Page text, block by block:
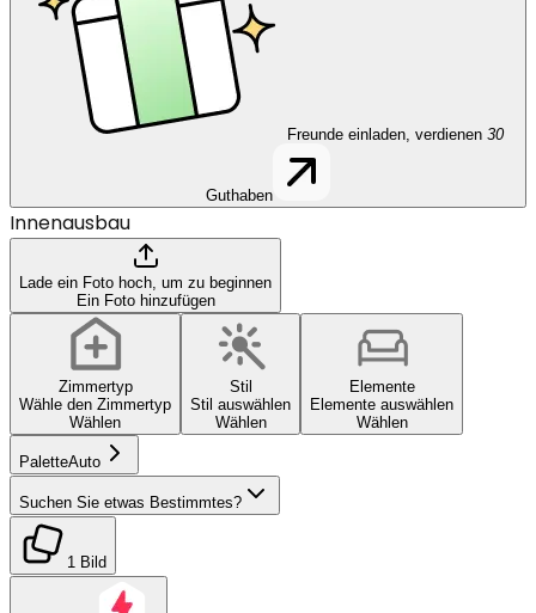
Freunde einladen, verdienen 30
Guthaben
Innenausbau
Lade ein Foto hoch, um zu beginnen
Ein Foto hinzufügen
Zimmertyp
Wähle den Zimmertyp
Wählen
Stil
Stil auswählen
Wählen
Elemente
Elemente auswählen
Wählen
PaletteAuto
Suchen Sie etwas Bestimmtes?
1 Bild